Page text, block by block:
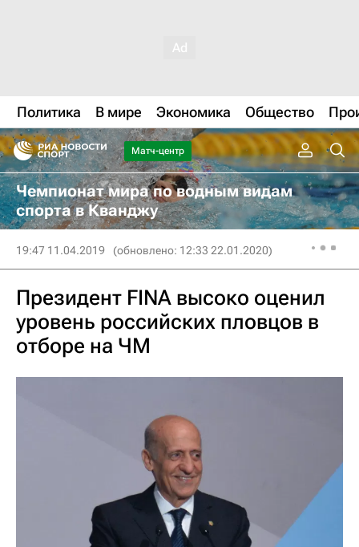
Политика В мире Экономика Общество
Матч-центр
Чемпионат мира по водным видам
спорта в Кванджу
19:47 11.04.2019 (обновлено: 12:33 22.01.2020)
Президент FINA высоко оценил
уровень российских пловцов в
отборе на ЧМ